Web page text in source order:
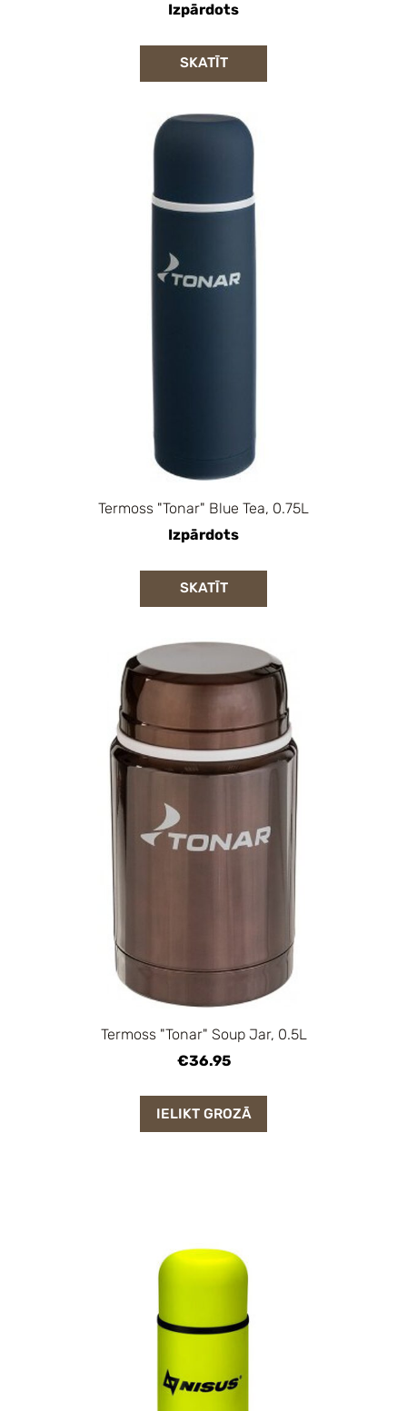
Izpārdots
SKATĪT
Termoss "Tonar" Blue Tea, 0.75L
Izpārdots
SKATĪT
Termoss "Tonar" Soup Jar, 0.5L
€36.95
IELIKT GROZĀ